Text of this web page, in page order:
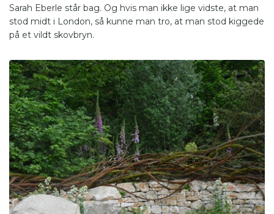
Sarah Eberle står bag. Og hvis man ikke lige vidste, at man
stod midt i London, så kunne man tro, at man stod kiggede
på et vildt skovbryn.